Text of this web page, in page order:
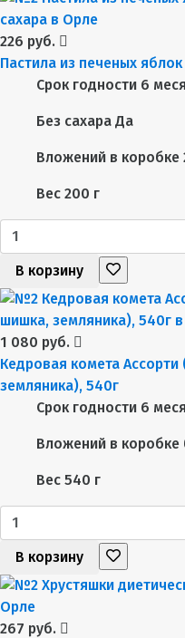
226 руб.
Пастила из печеных
Срок годности 6
Без сахара Да
Вложений в коробке
Вес 200 г
В корзину
1 080 руб.
Кедровая комета
земляника), 540г
Срок годности 6
Вложений в коробке
Вес 540 г
В корзину
267 руб.